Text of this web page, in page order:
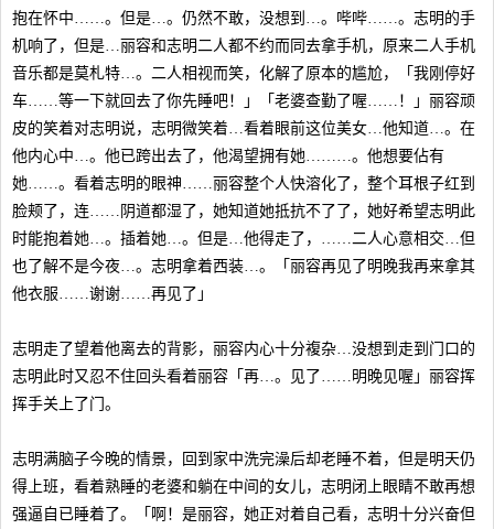
抱在怀中……。但是…。仍然不敢，没想到…。哔哔……。志明的手
机响了，但是…丽容和志明二人都不约而同去拿手机，原来二人手机
音乐都是莫札特…。二人相视而笑，化解了原本的尴尬，「我刚停好
车……等一下就回去了你先睡吧！」「老婆查勤了喔……！」丽容顽
皮的笑着对志明说，志明微笑着…看着眼前这位美女…他知道…。在
他内心中…。他已跨出去了，他渴望拥有她………。他想要佔有
她……。看着志明的眼神……丽容整个人快溶化了，整个耳根子红到
脸颊了，连……阴道都湿了，她知道她抵抗不了了，她好希望志明此
时能抱着她…。插着她…。但是…他得走了，……二人心意相交…但
也了解不是今夜…。志明拿着西装…。「丽容再见了明晚我再来拿其
他衣服……谢谢……再见了」
志明走了望着他离去的背影，丽容内心十分複杂…没想到走到门口的
志明此时又忍不住回头看着丽容「再…。见了……明晚见喔」丽容挥
挥手关上了门。
志明满脑子今晚的情景，回到家中洗完澡后却老睡不着，但是明天仍
得上班，看着熟睡的老婆和躺在中间的女儿，志明闭上眼睛不敢再想
强逼自已睡着了。「啊！是丽容，她正对着自己看，志明十分兴奋但